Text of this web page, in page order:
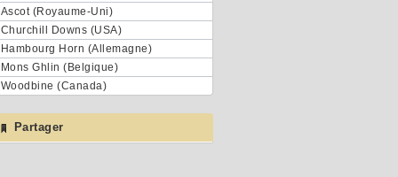
Ascot (Royaume-Uni)
Churchill Downs (USA)
Hambourg Horn (Allemagne)
Mons Ghlin (Belgique)
Woodbine (Canada)
Partager